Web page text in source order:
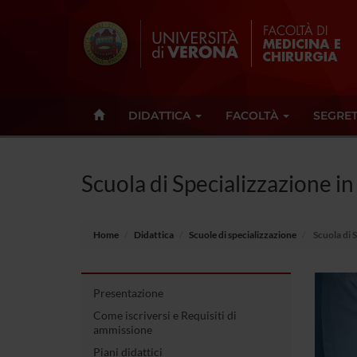
DIDATTICA FACOLTÀ
Scuola di Specializzazione
Home Didattica Scuole di specializzazione Scuola di
Presentazione
Come iscriversi e Requisiti di
ammissione
Piani didattici